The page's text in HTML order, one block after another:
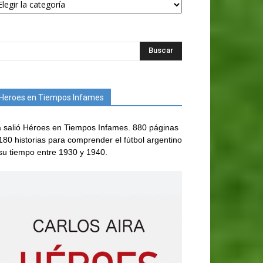
Heroes en Tiempos Infames
salió Héroes en Tiempos Infames. 880 páginas
historias para comprender el fútbol argentino
tiempo entre 1930 y 1940.